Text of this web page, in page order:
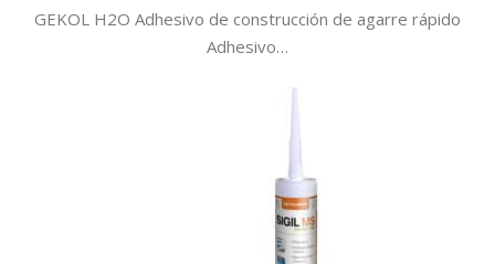
GEKOL H2O Adhesivo de construcción de agarre rápido
Adhesivo…